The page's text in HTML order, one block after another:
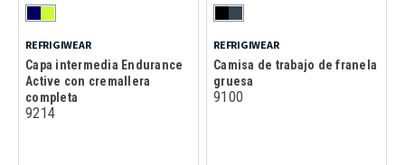
REFRIGIWEAR
Capa intermedia Endurance
Active con cremallera
completa
9214
REFRIGIWEAR
Camisa de trabajo de franela
gruesa
9100